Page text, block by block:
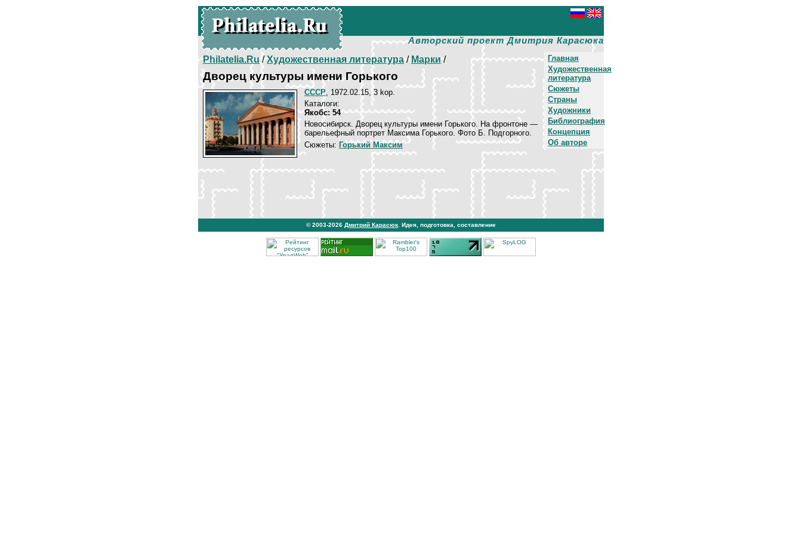
Авторский проект Дмитрия Карасюка
Главная
Художественная
литература
Сюжеты
Страны
Художники
Библиография
Концепция
Об авторе
Philatelia.Ru/Художественная литература/Марки/
Дворец культуры имени Горького
СССР, 1972.02.15, 3 kop.
Каталоги:
Якобс: 54
Новосибирск. Дворец культуры имени Горького. На фронтоне —
барельефный портрет Максима Горького. Фото Б. Подгорного.
Сюжеты: Горький Максим
© 2003-2026 Дмитрий Карасюк . Идея, подготовка, составление